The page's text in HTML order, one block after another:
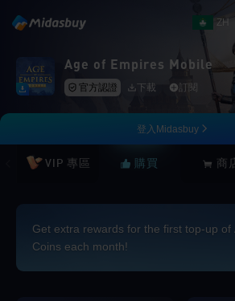
ZH
Age of Empires Mobile
官方認證 下載 訂閱
登入Midasbuy
VIP 專區 購買 商
Get extra rewards for the first top-up of
Coins each month!